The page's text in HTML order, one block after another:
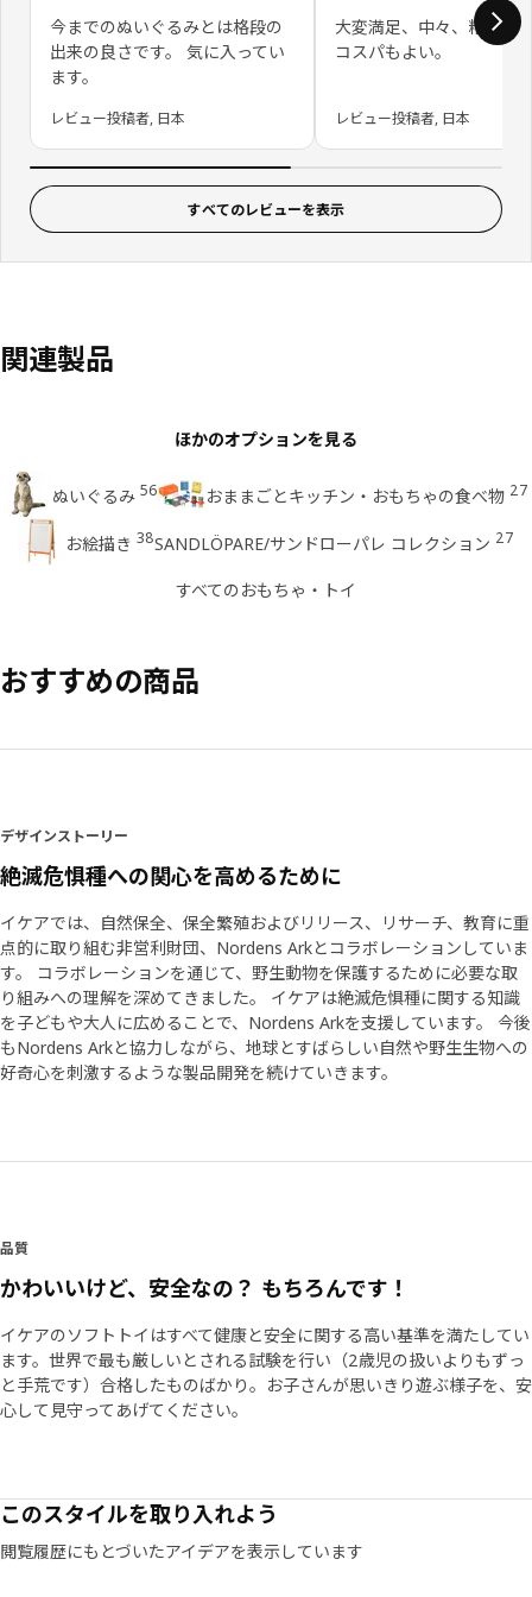
今までのぬいぐるみとは格段の
出来の良さです。 気に入ってい
ます。
レビュー投稿者, 日本
大変満足、中々、精巧で
コスパもよい。
レビュー投稿者, 日本
すべてのレビューを表示
関連製品
ほかのオプションを見る
ぬいぐるみ 56 おままごとキッチン・おもちゃの食べ物 27
お絵描き​ 38SANDLÖPARE/サンドローパレ コレクション 27
すべてのおもちゃ・トイ
おすすめの商品
デザインストーリー
絶滅危惧種への関心を高めるために
イケアでは、自然保全、保全繁殖およびリリース、リサーチ、教育に重
点的に取り組む非営利財団、Nordens Arkとコラボレーションしていま
す。 コラボレーションを通じて、野生動物を保護するために必要な取
り組みへの理解を深めてきました。 イケアは絶滅危惧種に関する知識
を子どもや大人に広めることで、Nordens Arkを支援しています。 今後
もNordens Arkと協力しながら、地球とすばらしい自然や野生生物への
好奇心を刺激するような製品開発を続けていきます。
品質
かわいいけど、安全なの？ もちろんです！
イケアのソフトトイはすべて健康と安全に関する高い基準を満たしてい
ます。世界で最も厳しいとされる試験を行い（2歳児の扱いよりもずっ
と手荒です）合格したものばかり。お子さんが思いきり遊ぶ様子を、安
心して見守ってあげてください。
このスタイルを取り入れよう
閲覧履歴にもとづいたアイデアを表示しています